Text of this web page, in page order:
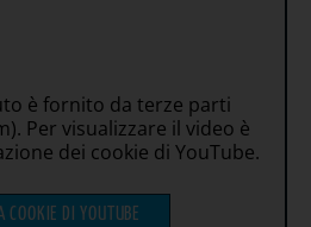
è fornito da terze parti
Per visualizzare il video è
dei cookie di YouTube.
COOKIE DI YOUTUBE